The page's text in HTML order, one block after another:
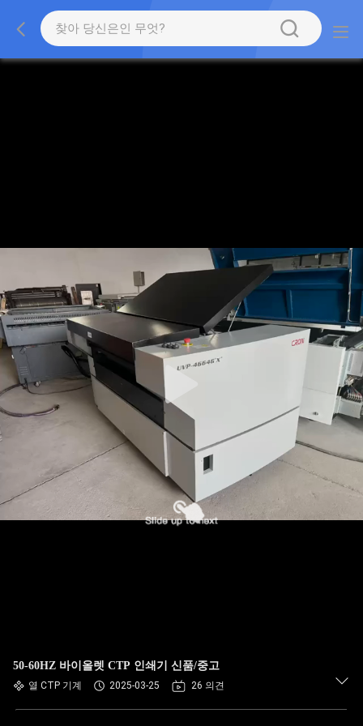
50-60HZ 바이올렛 CTP 인쇄기 신품/중고
열 CTP 기계 2025-03-25 26 의견